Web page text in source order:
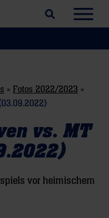
Suchfeld öffnen
» Fotos 2022/2023 »
vs. MT
vor heimischem